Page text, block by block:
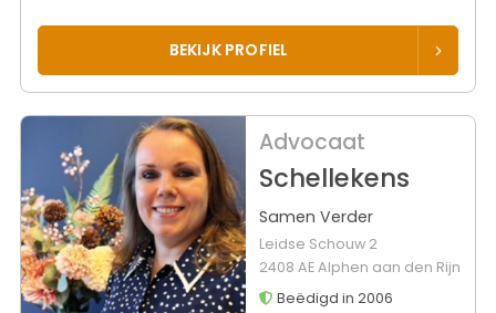
BEKIJK PROFIEL
Advocaat
Schellekens
Samen Verder
Leidse Schouw 2
2408 AE Alphen aan den Rijn
Beëdigd in 2006